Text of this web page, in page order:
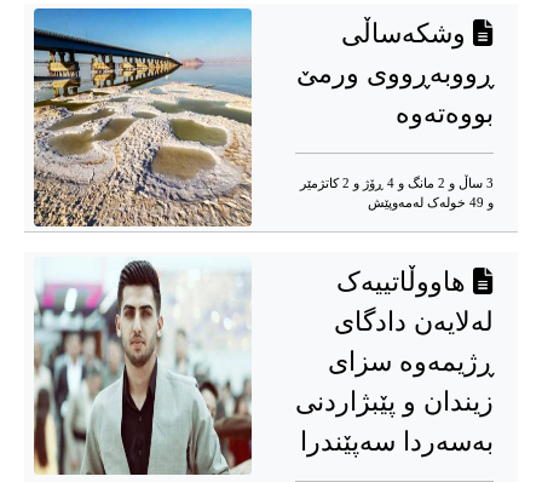
وشکەساڵی
ڕووبەڕووی ورمێ
بووەتەوە
3 ساڵ و 2 مانگ و 4 ڕۆژ و 2 کاتژمێر
و 49 خوله‌ک له‌مه‌وپێش‌
هاووڵاتییەک
لەلایەن دادگای
ڕژیمەوە سزای
زیندان و پێبژاردنی
بەسەردا سەپێندرا